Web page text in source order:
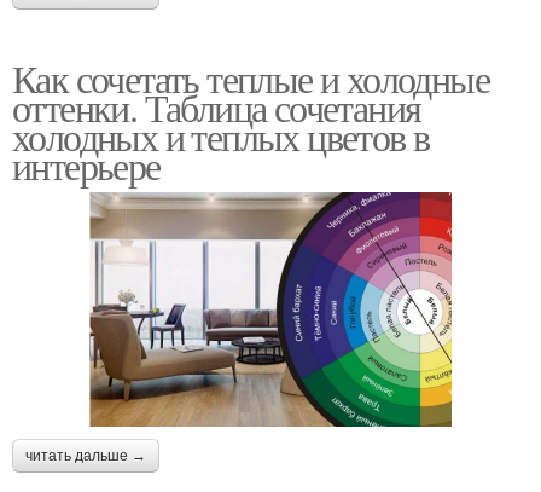
Как сочетать теплые и холодные
оттенки. Таблица сочетания
холодных и теплых цветов в
интерьере
читать дальше →